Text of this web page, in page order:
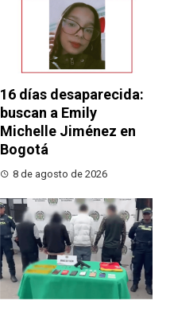
16 días desaparecida:
buscan a Emily
Michelle Jiménez en
Bogotá
8 de agosto de 2026